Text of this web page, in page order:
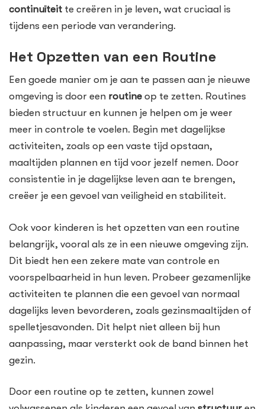
continuïteit te creëren in je leven, wat cruciaal is
tijdens een periode van verandering.
Het Opzetten van een Routine
Een goede manier om je aan te passen aan je nieuwe
omgeving is door een routine op te zetten. Routines
bieden structuur en kunnen je helpen om je weer
meer in controle te voelen. Begin met dagelijkse
activiteiten, zoals op een vaste tijd opstaan,
maaltijden plannen en tijd voor jezelf nemen. Door
consistentie in je dagelijkse leven aan te brengen,
creëer je een gevoel van veiligheid en stabiliteit.
Ook voor kinderen is het opzetten van een routine
belangrijk, vooral als ze in een nieuwe omgeving zijn.
Dit biedt hen een zekere mate van controle en
voorspelbaarheid in hun leven. Probeer gezamenlijke
activiteiten te plannen die een gevoel van normaal
dagelijks leven bevorderen, zoals gezinsmaaltijden of
spelletjesavonden. Dit helpt niet alleen bij hun
aanpassing, maar versterkt ook de band binnen het
gezin.
Door een routine op te zetten, kunnen zowel